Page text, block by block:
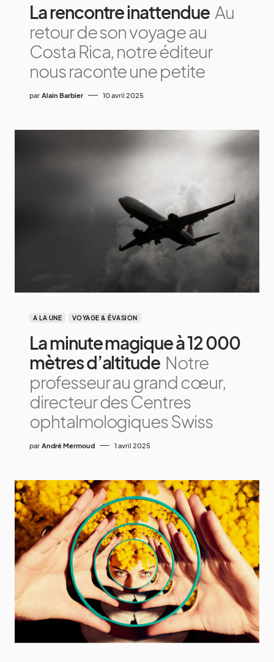
La rencontre inattendue Au
retour de son voyage au
Costa Rica, notre éditeur
nous raconte une petite
par Alain Barbier 10 avril 2025
A LA UNE VOYAGE & ÉVASION
La minute magique à 12 000
mètres d’altitude Notre
professeur au grand cœur,
directeur des Centres
ophtalmologiques Swiss
par André Mermoud 1 avril 2025